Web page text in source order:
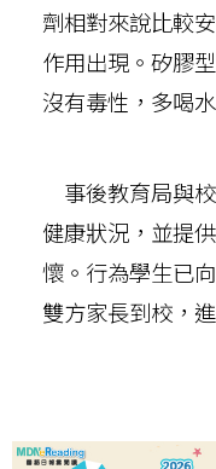
劑相對來說比較
作用出現。矽膠
沒有毒性，多喝
事後教育局與
健康狀況，並提
懷。行為學生已
雙方家長到校，